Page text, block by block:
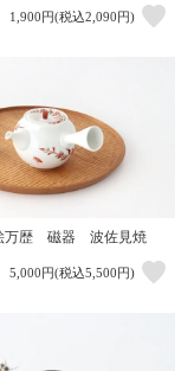
1,900円(税込2,090円)
万歴 磁器 波佐見焼
5,000円(税込5,500円)